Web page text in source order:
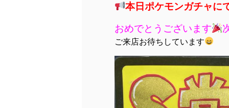
本日ポケモンガチャに
おめでとうございます
ご来店お待ちしています